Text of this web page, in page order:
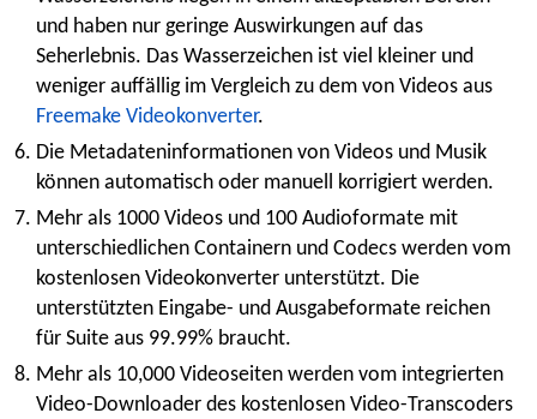
und haben nur geringe Auswirkungen auf das
Seherlebnis. Das Wasserzeichen ist viel kleiner und
weniger auffällig im Vergleich zu dem von Videos aus
Freemake Videokonverter.
Die Metadateninformationen von Videos und Musik
können automatisch oder manuell korrigiert werden.
Mehr als 1000 Videos und 100 Audioformate mit
unterschiedlichen Containern und Codecs werden vom
kostenlosen Videokonverter unterstützt. Die
unterstützten Eingabe- und Ausgabeformate reichen
für Suite aus 99.99% braucht.
Mehr als 10,000 Videoseiten werden vom integrierten
Video-Downloader des kostenlosen Video-Transcoders